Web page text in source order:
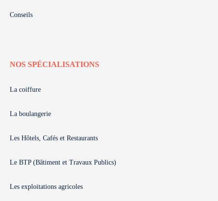
Conseils
NOS SPÉCIALISATIONS
La coiffure
La boulangerie
Les Hôtels, Cafés et Restaurants
Le BTP (Bâtiment et Travaux Publics)
Les exploitations agricoles